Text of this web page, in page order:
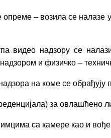
– возила се налазе
видео надзору се
и физичко –
на коме се обрађују
за овлашћено
са камере као и